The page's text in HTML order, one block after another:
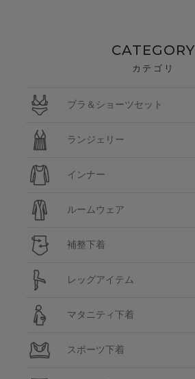
CATEGORY
カテゴリ
ブラ＆ショーツセット
ランジェリー
インナー
ルームウェア
補整下着
レッグアイテム
マタニティ下着
スポーツ下着